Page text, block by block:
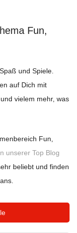
Fun,
und Spiele.
auf Dich mit
vielem mehr, was
Fun,
unserer Top Blog
beliebt und finden